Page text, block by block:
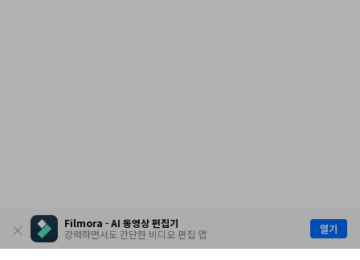
Filmora - AI 동영상 편집기
강력하면서도 간단한 비디오 편집 앱
열기